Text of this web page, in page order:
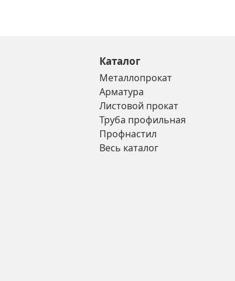
Каталог
Металлопрокат
Арматура
Листовой прокат
Труба профильная
Профнастил
Весь каталог